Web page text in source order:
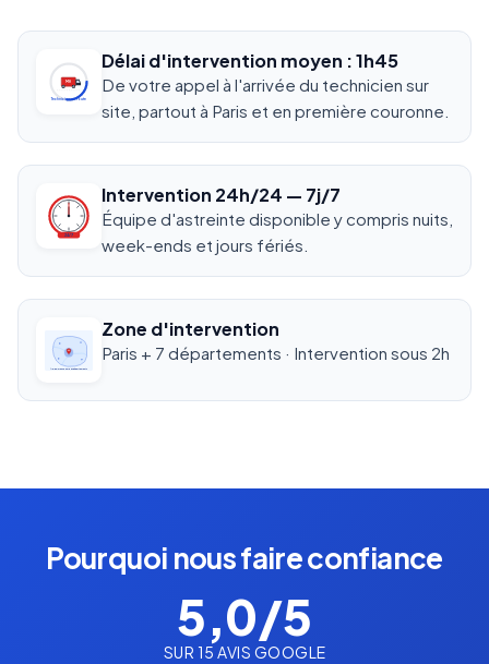
MH
Technicien en route
Délai d'intervention moyen : 1h45
De votre appel à l'arrivée du technicien sur
site, partout à Paris et en première couronne.
24/7
Intervention 24h/24 — 7j/7
Équipe d'astreinte disponible y compris nuits,
week-ends et jours fériés.
Zone d'intervention
Paris + 7 départements · Intervention sous 2h
Pourquoi nous faire confiance
5,0/5
SUR 15 AVIS GOOGLE